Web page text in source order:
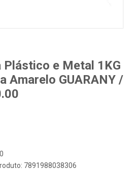
Plástico e Metal 1KG
Amarelo GUARANY /
7891988038306